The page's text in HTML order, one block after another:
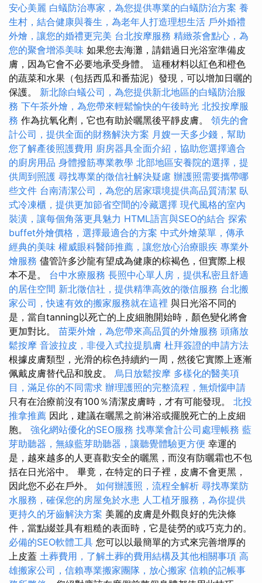
安心美麗 白蟻防治專家，為您提供專業的白蟻防治方案 養
生村，結合健康與養生，為老年人打造理想生活 戶外婚禮
外燴，讓您的婚禮更完美 台北按摩服務 精緻茶會點心，為
您的聚會增添美味 如果您去海灘，請錯過日光浴室準備皮
膚，因為它會不必要地承受身體。 這種材料以紅色和橙色
的蔬菜和水果（包括西瓜和番茄泥）發現，可以增加日曬的
保護。 新北除白蟻公司，為您提供新北地區的白蟻防治服
務 下午茶外燴，為您帶來輕鬆愉快的午後時光 北投按摩服
務 作為抗氧化劑，它也有助於曬黑後平靜皮膚。 領先的會
計公司，提供全面的財務解決方案 月嫂一天多少錢，幫助
您了解產後照護費用 廚房器具全面介紹，協助您選擇適合
的廚房用品 身體撥筋專業教學 北部地區安養院的選擇，提
供周到照護 尋找專業的徵信社解決疑慮 辦護照需要攜帶哪
些文件 台南清潔公司，為您的居家環境提供高品質清潔 臥
式冷凍櫃，提供更加節省空間的冷藏選擇 現代風格的室內
裝潢，讓每個角落更具魅力 HTML語言與SEO的結合 探索
buffet外燴價格，選擇最適合的方案 中式外燴菜單，傳承
經典的美味 權威眼科醫師推薦，讓您放心治療眼疾 專業外
燴服務 儘管許多沙龍有望成為健康的棕褐色，但實際上根
本不是。 台中水療服務 長照中心單人房，提供私密且舒適
的居住空間 新北徵信社，提供精準高效的徵信服務 台北搬
家公司，快速有效的搬家服務就在這裡 與日光浴不同的
是，當自tanning以死亡的上皮細胞開始時，顏色變化將會
更加對比。 苗栗外燴，為您帶來高品質的外燴服務 頭痛放
鬆按摩 音波拉皮，非侵入式拉提肌膚 杜拜簽證的申請方法
根據皮膚類型，光滑的棕色持續約一周，然後它實際上逐漸
佩戴皮膚替代品和脫皮。 烏日放鬆按摩 多樣化的醫美項
目，滿足你的不同需求 辦理護照的完整流程，無煩惱申請
只有在治療前沒有100％清潔皮膚時，才有可能發現。 北投
推拿推薦 因此，建議在曬黑之前淋浴或擺脫死亡的上皮細
胞。 強化網站優化的SEO服務 找專業會計公司處理帳務 藍
芽助聽器，無線藍芽助聽器，讓聽覺體驗更方便 幸運的
是，越來越多的人更喜歡安全的曬黑，而沒有防曬霜也不包
括在日光浴中。 畢竟，在特定的日子裡，皮膚不會更黑，
因此您不必在戶外。 如何辦護照，流程全解析 尋找專業防
水服務，確保您的房屋免於水患 人工植牙服務，為你提供
更持久的牙齒解決方案 美麗的皮膚是外觀良好的先決條
件，當點綴並具有粗糙的表面時，它是徒勞的或巧克力的。
必備的SEO軟體工具 您可以以最簡單的方式來完善增厚的
上皮蓋 土葬費用，了解土葬的費用結構及其他相關事項 高
雄搬家公司，信賴專業搬家團隊，放心搬家 信賴的記帳事